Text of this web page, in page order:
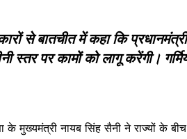
से बातचीत में कहा कि
स्तर पर कामों को लागू करेंगी।
के मुख्यमंत्री नायब सिंह सैनी ने राज्यों के